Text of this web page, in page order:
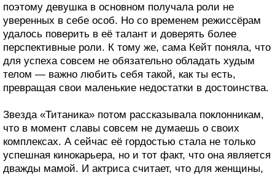
поэтому девушка в основном получала роли не
уверенных в себе особ. Но со временем режиссёрам
удалось поверить в её талант и доверять более
перспективные роли. К тому же, сама Кейт поняла, что
для успеха совсем не обязательно обладать худым
телом — важно любить себя такой, как ты есть,
превращая свои маленькие недостатки в достоинства.
Звезда «Титаника» потом рассказывала поклонникам,
что в момент славы совсем не думаешь о своих
комплексах. А сейчас её гордостью стала не только
успешная кинокарьера, но и тот факт, что она является
дважды мамой. И актриса считает, что для женщины,